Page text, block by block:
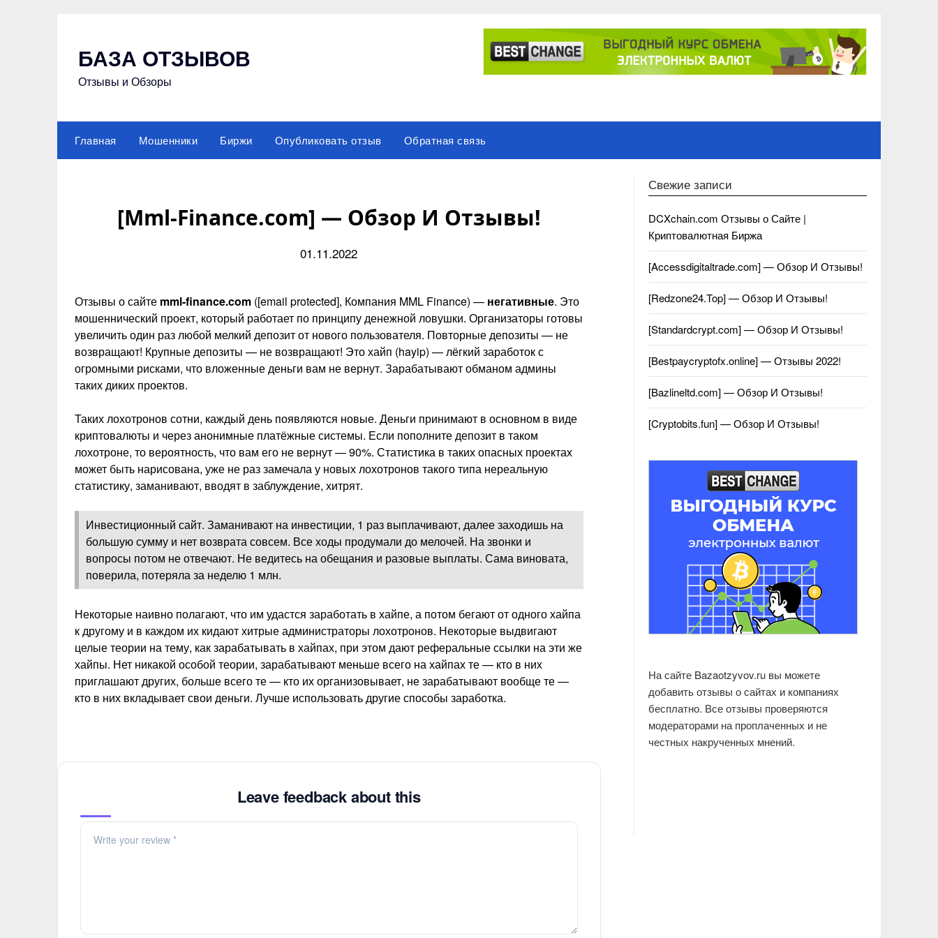
БАЗА ОТЗЫВОВ
Отзывы и Обзоры
Главная Мошенники Биржи Опубликовать отзыв Обратная связь
[Mml-Finance.com] — Обзор И Отзывы!
01.11.2022
Отзывы о сайте mml-finance.com ([email protected], Компания MML Finance) — негативные. Это
мошеннический проект, который работает по принципу денежной ловушки. Организаторы готовы
увеличить один раз любой мелкий депозит от нового пользователя. Повторные депозиты — не
возвращают! Крупные депозиты — не возвращают! Это хайп (hayip) — лёгкий заработок с
огромными рисками, что вложенные деньги вам не вернут. Зарабатывают обманом админы
таких диких проектов.
Таких лохотронов сотни, каждый день появляются новые. Деньги принимают в основном в виде
криптовалюты и через анонимные платёжные системы. Если пополните депозит в таком
лохотроне, то вероятность, что вам его не вернут — 90%. Статистика в таких опасных проектах
может быть нарисована, уже не раз замечала у новых лохотронов такого типа нереальную
статистику, заманивают, вводят в заблуждение, хитрят.
Инвестиционный сайт. Заманивают на инвестиции, 1 раз выплачивают, далее заходишь на
большую сумму и нет возврата совсем. Все ходы продумали до мелочей. На звонки и
вопросы потом не отвечают. Не ведитесь на обещания и разовые выплаты. Сама виновата,
поверила, потеряла за неделю 1 млн.
Некоторые наивно полагают, что им удастся заработать в хайпе, а потом бегают от одного хайпа
к другому и в каждом их кидают хитрые администраторы лохотронов. Некоторые выдвигают
целые теории на тему, как зарабатывать в хайпах, при этом дают реферальные ссылки на эти же
хайпы. Нет никакой особой теории, зарабатывают меньше всего на хайпах те — кто в них
приглашают других, больше всего те — кто их организовывает, не зарабатывают вообще те —
кто в них вкладывает свои деньги. Лучше использовать другие способы заработка.
Leave feedback about this
Свежие записи
DCXchain.com Отзывы о Сайте |
Криптовалютная Биржа
[Accessdigitaltrade.com] — Обзор И Отзывы!
[Redzone24.Top] — Обзор И Отзывы!
[Standardcrypt.com] — Обзор И Отзывы!
[Bestpaycryptofx.online] — Отзывы 2022!
[Bazlineltd.com] — Обзор И Отзывы!
[Cryptobits.fun] — Обзор И Отзывы!
На сайте Bazaotzyvov.ru вы можете
добавить отзывы о сайтах и компаниях
бесплатно. Все отзывы проверяются
модераторами на проплаченных и не
честных накрученных мнений.